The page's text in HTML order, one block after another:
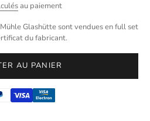
au paiement
Glashütte sont vendues en full set
du fabricant.
AU PANIER